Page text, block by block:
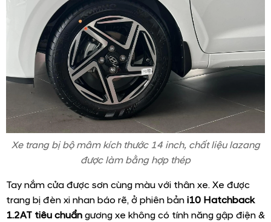
Xe trang bị bộ mâm kích thước 14 inch, chất liệu lazang
được làm bằng hợp thép
Tay nắm cửa được sơn cùng màu với thân xe. Xe được
trang bị đèn xi nhan báo rẽ, ở phiên bản i10 Hatchback
1.2AT tiêu chuẩn gương xe không có tính năng gập điện &